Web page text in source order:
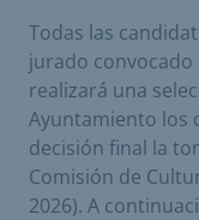
Todas las
jurado
realizará una
Ayuntamiento los
decisión final la
Comisión de
2026). A